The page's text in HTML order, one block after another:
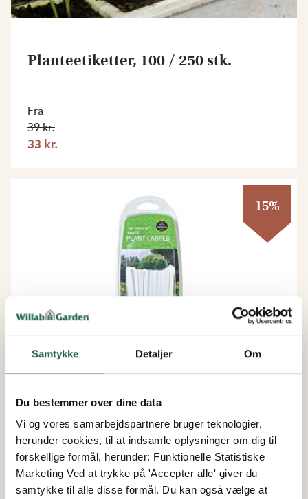
Samtykke Detaljer Om
Du bestemmer over dine data
Vi og vores samarbejdspartnere bruger teknologier,
herunder cookies, til at indsamle oplysninger om dig til
forskellige formål, herunder: Funktionelle Statistiske
Marketing Ved at trykke på 'Accepter alle' giver du
samtykke til alle disse formål. Du kan også vælge at
Planteetiketter, 100 / 250 stk.
Fra
39 kr.
33 kr.
15%
Mærkepinde plast 50 stk.
Fra
55 kr.